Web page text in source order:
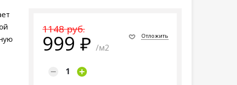
1148 руб.
999 /м2
Отложить